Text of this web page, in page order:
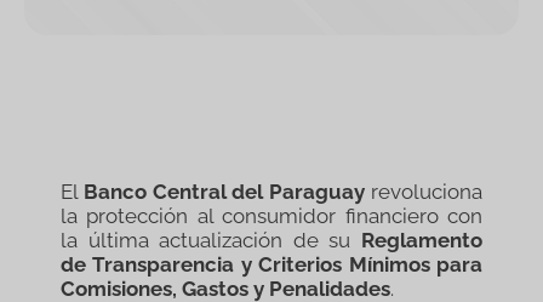
El Banco Central del Paraguay revoluciona
la protección al consumidor financiero con
la última actualización de su Reglamento
de Transparencia y Criterios Mínimos para
Comisiones, Gastos y Penalidades.